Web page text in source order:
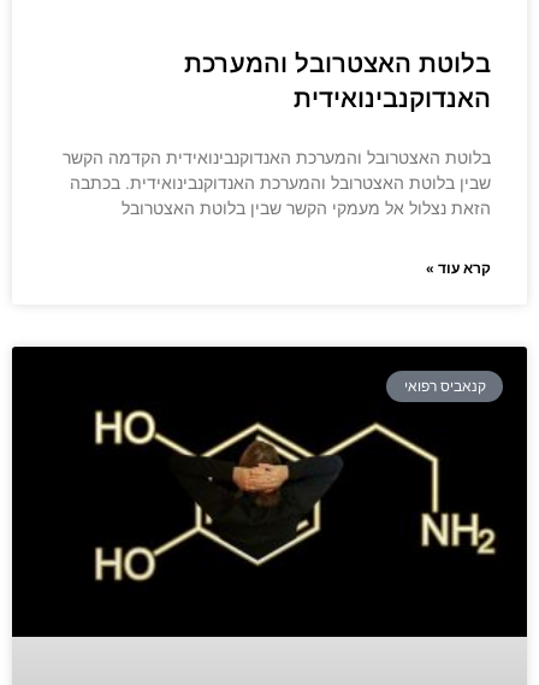
בלוטת האצטרובל והמערכת
האנדוקנבינואידית
בלוטת האצטרובל והמערכת האנדוקנבינואידית הקדמה הקשר
שבין בלוטת האצטרובל והמערכת האנדוקנבינואידית. בכתבה
הזאת נצלול אל מעמקי הקשר שבין בלוטת האצטרובל
קרא עוד »
קנאביס רפואי